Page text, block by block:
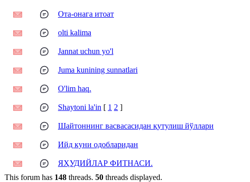
Ота-онага итоат
olti kalima
Jannat uchun yo'l
Juma kunining sunnatlari
O'lim haq.
Shaytoni la'in [ 1 2 ]
Шайтоннинг васвасасидан қутулиш йўллари
Ийд куни одобларидан
ЯҲУДИЙЛАР ФИТНАСИ.
This forum has 148 threads. 50 threads displayed.